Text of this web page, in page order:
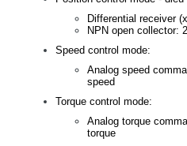
Differential receiver
NPN open collector:
Speed control mode:
Analog speed
speed
Torque control mode:
Analog torque
torque